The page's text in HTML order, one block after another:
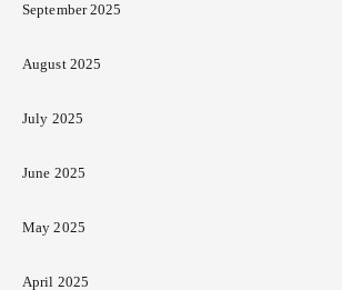
September 2025
August 2025
July 2025
June 2025
May 2025
April 2025